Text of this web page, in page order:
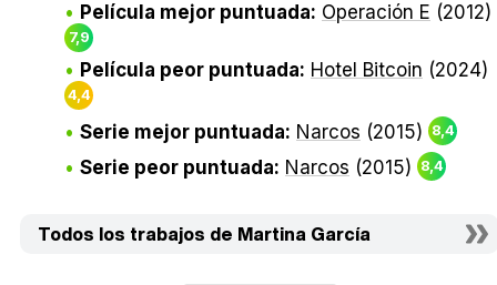
Película mejor puntuada: Operación E (2012)
7,9
Película peor puntuada: Hotel Bitcoin (2024)
4,4
Serie mejor puntuada: Narcos (2015) 8,4
Serie peor puntuada: Narcos (2015) 8,4
Todos los trabajos de Martina García